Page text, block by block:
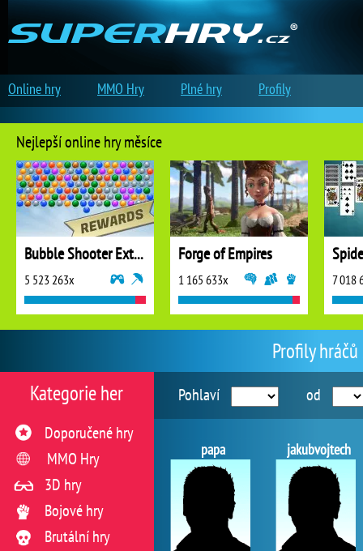
Profily
Pohlaví od
papa jakubvojtech
Kategorie her
Doporučené hry
MMO Hry
3D hry
Bojové hry
Brutální hry
Nejlepší online hry měsíce
Bubble Shooter Extreme
5 523 263x
Forge of Empires
1 165 633x 7 018
Online hry MMO Hry Plné hry Profily